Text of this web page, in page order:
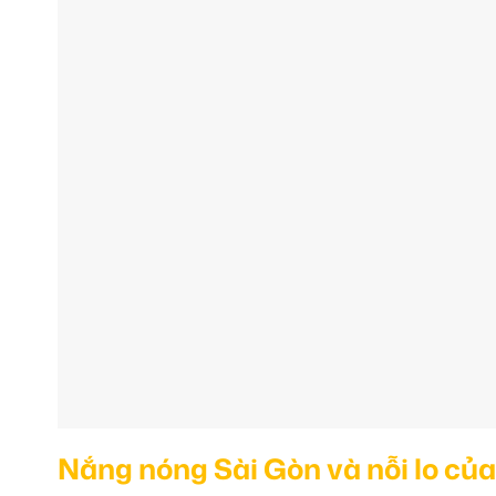
Nắng nóng Sài Gòn và nỗi lo